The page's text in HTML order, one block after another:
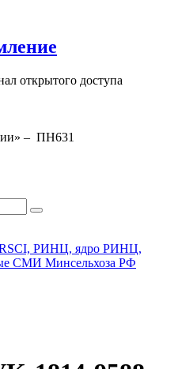
открытого доступа
– ПН631
РИНЦ, ядро РИНЦ,
СМИ Минсельхоза РФ